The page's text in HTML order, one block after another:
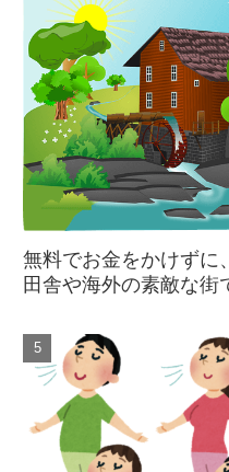
無料でお金をかけずに
田舎や海外の素敵な街